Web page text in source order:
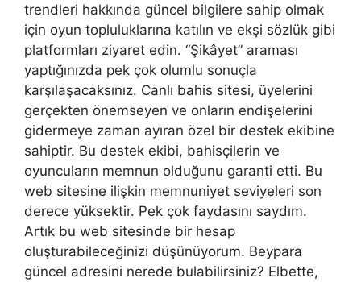
trendleri hakkında güncel bilgilere sahip olmak
için oyun topluluklarına katılın ve ekşi sözlük gibi
platformları ziyaret edin. “Şikâyet” araması
yaptığınızda pek çok olumlu sonuçla
karşılaşacaksınız. Canlı bahis sitesi, üyelerini
gerçekten önemseyen ve onların endişelerini
gidermeye zaman ayıran özel bir destek ekibine
sahiptir. Bu destek ekibi, bahisçilerin ve
oyuncuların memnun olduğunu garanti etti. Bu
web sitesine ilişkin memnuniyet seviyeleri son
derece yüksektir. Pek çok faydasını saydım.
Artık bu web sitesinde bir hesap
oluşturabileceğinizi düşünüyorum. Beypara
güncel adresini nerede bulabilirsiniz? Elbette,